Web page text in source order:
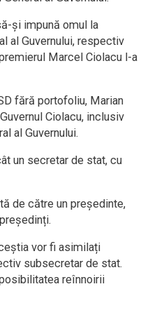
și impună omul la
al Guvernului, respectiv
Marcel Ciolacu l-a
fără portofoliu, Marian
Ciolacu, inclusiv
al Guvernului.
un secretar de stat, cu
de către un președinte,
vor fi asimilați
subsecretar de stat.
reînnoirii